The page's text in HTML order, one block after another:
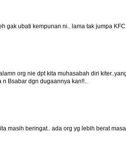
gak ubati kempunan ni.. lama tak jumpa KFC
org nie dpt kita muhasabah diri
n Bsabar dgn dugaannya kan!!..
masih beringat.. ada org yg lebih berat